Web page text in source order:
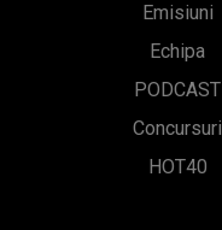
Emisiuni
Echipa
PODCAST
Concursuri
HOT40